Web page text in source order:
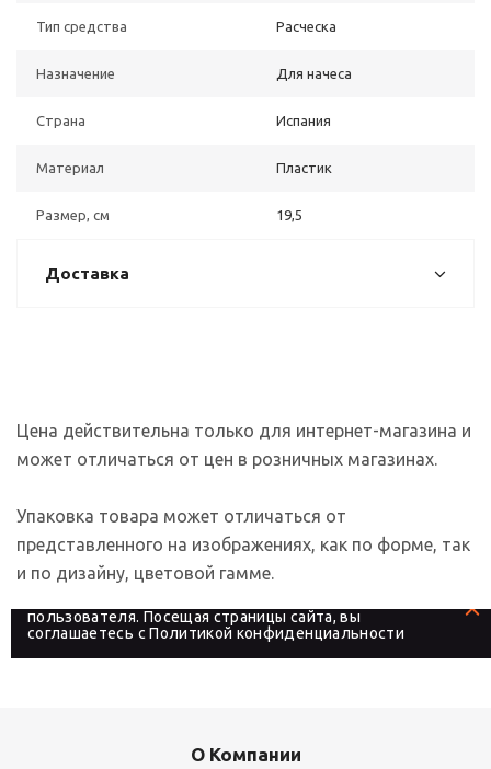
Тип средства Расческа
Назначение Для начеса
Страна Испания
Материал Пластик
Размер, см 19,5
Доставка
Цена действительна только для интернет-магазина и
может отличаться от цен в розничных магазинах.
Упаковка товара может отличаться от
представленного на изображениях, как по форме, так
и по дизайну, цветовой гамме.
На сайте используются файлы cookies, которые его
пользователя. Посещая страницы сайта, вы
соглашаетесь сПолитикой конфиденциальности
О Компании